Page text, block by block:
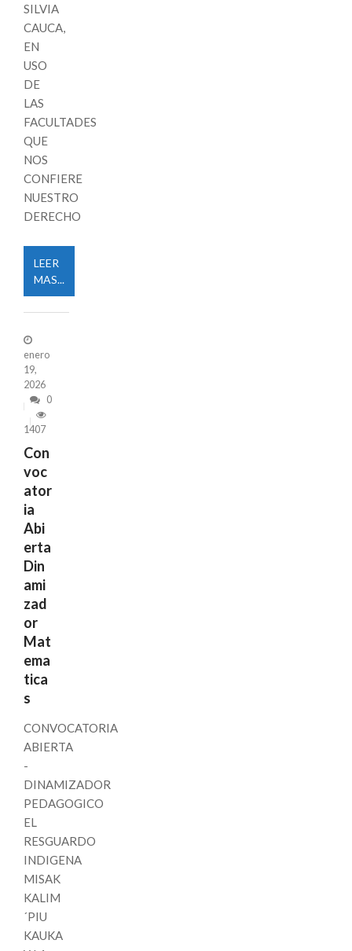
SILVIA
CAUCA,
EN
USO
DE
LAS
FACULTADES
QUE
NOS
CONFIERE
NUESTRO
DERECHO
LEER
MAS...
enero
19,
2026
0
1407
Con
voc
ator
ia
Abi
erta
Din
ami
zad
or
Mat
ema
tica
s
CONVOCATORIA
ABIERTA
-
DINAMIZADOR
PEDAGOGICO
EL
RESGUARDO
INDIGENA
MISAK
KALIM
´PIU
KAUKA